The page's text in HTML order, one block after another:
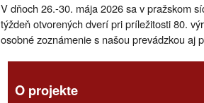
V dňoch 26.-30. mája 2026 sa v pražskom
týždeň otvorených dverí pri príležitosti 80.
osobné zoznámenie s našou prevádzkou aj
O projekte